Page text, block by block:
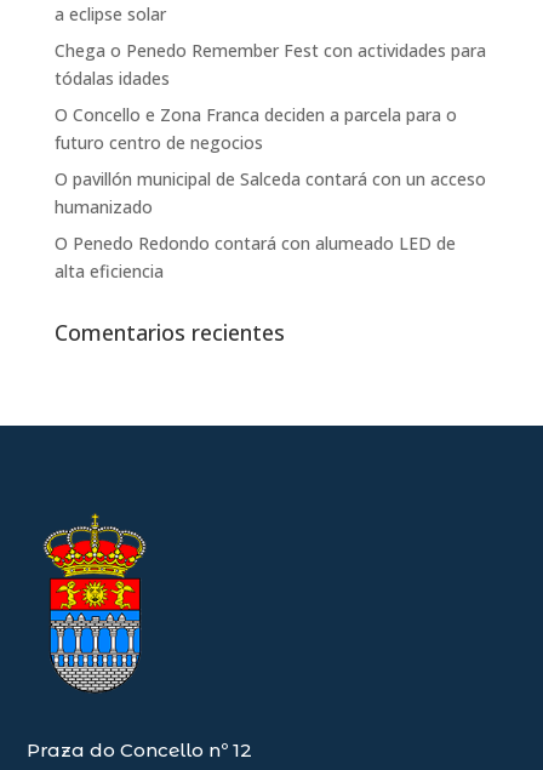
a eclipse solar
Chega o Penedo Remember Fest con actividades para
tódalas idades
O Concello e Zona Franca deciden a parcela para o
futuro centro de negocios
O pavillón municipal de Salceda contará con un acceso
humanizado
O Penedo Redondo contará con alumeado LED de
alta eficiencia
Comentarios recientes
Praza do Concello nº 12